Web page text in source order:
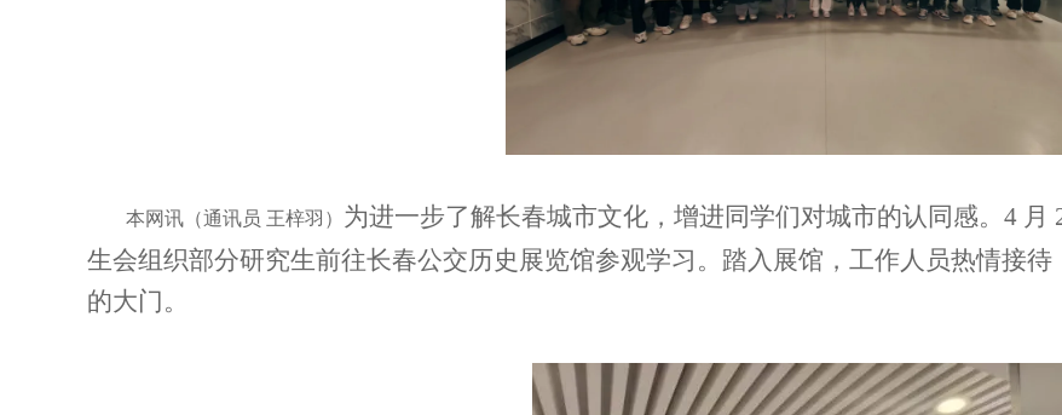
本网讯 （通讯员 王梓羽） 为进一步了解长春城市文化，增进同学们对城市的认同感。4 月
生会组织部分研究生前往长春公交历史展览馆参观学习。踏入展馆，工作人员热情接
的大门。